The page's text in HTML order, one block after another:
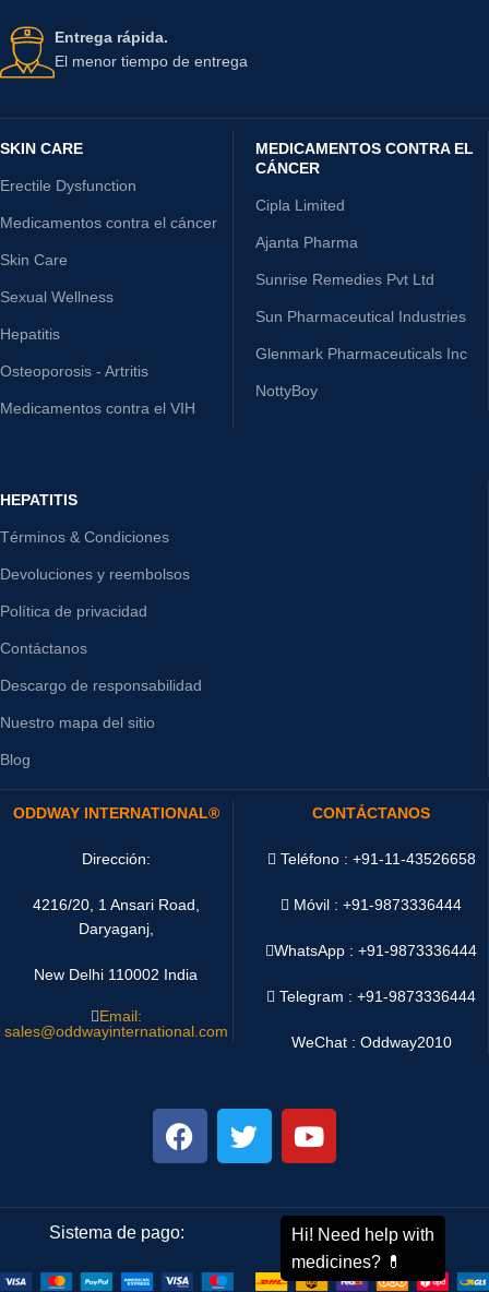
Entrega rápida.
El menor tiempo de entrega
SKIN CARE
Erectile Dysfunction
Medicamentos contra el cáncer
Skin Care
Sexual Wellness
Hepatitis
Osteoporosis - Artritis
Medicamentos contra el VIH
MEDICAMENTOS CONTRA EL
CÁNCER
Cipla Limited
Ajanta Pharma
Sunrise Remedies Pvt Ltd
Sun Pharmaceutical Industries
Glenmark Pharmaceuticals Inc
NottyBoy
HEPATITIS
Términos & Condiciones
Devoluciones y reembolsos
Política de privacidad
Contáctanos
Descargo de responsabilidad
Nuestro mapa del sitio
Blog
ODDWAY INTERNATIONAL®
Dirección:
4216/20, 1 Ansari Road,
Daryaganj,
New Delhi 110002 India
Email:
sales@oddwayinternational.com
CONTÁCTANOS
Teléfono : +91-11-43526658
Móvil : +91-9873336444
WhatsApp :+91-9873336444
Telegram : +91-9873336444
WeChat : Oddway2010
Sistema de pago: Sistema de envío: